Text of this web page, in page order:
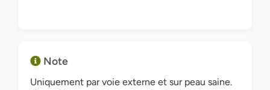
Note
Uniquement par voie externe et sur peau saine.